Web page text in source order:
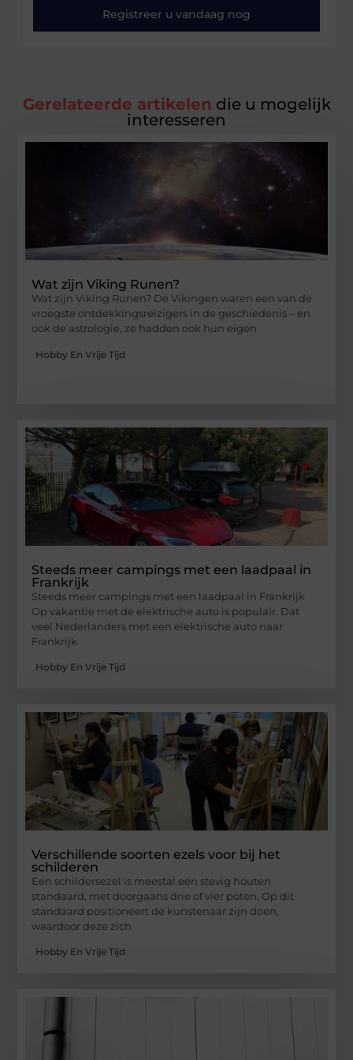
Registreer u vandaag nog
Gerelateerde artikelen die u mogelijk
interesseren
Wat zijn Viking Runen?
Wat zijn Viking Runen? De Vikingen waren een van de
vroegste ontdekkingsreizigers in de geschiedenis – en
ook de astrologie, ze hadden ook hun eigen
Hobby En Vrije Tijd
Steeds meer campings met een laadpaal in
Frankrijk
Steeds meer campings met een laadpaal in Frankrijk
Op vakantie met de elektrische auto is populair. Dat
veel Nederlanders met een elektrische auto naar
Frankrijk
Hobby En Vrije Tijd
Verschillende soorten ezels voor bij het
schilderen
Een schildersezel is meestal een stevig houten
standaard, met doorgaans drie of vier poten. Op dit
standaard positioneert de kunstenaar zijn doen,
waardoor deze zich
Hobby En Vrije Tijd